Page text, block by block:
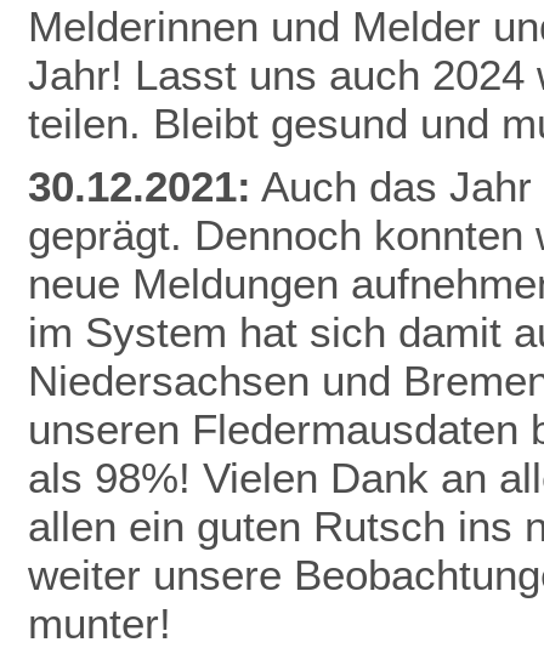
Melderinnen und Melder
Jahr! Lasst uns auch 2024
teilen. Bleibt gesund und
30.12.2021: Auch das
geprägt. Dennoch
neue Meldungen
im System hat sich damit
Niedersachsen und
unseren Fledermausdaten
als 98%! Vielen Dank an
allen ein guten Rutsch ins
weiter unsere
munter!